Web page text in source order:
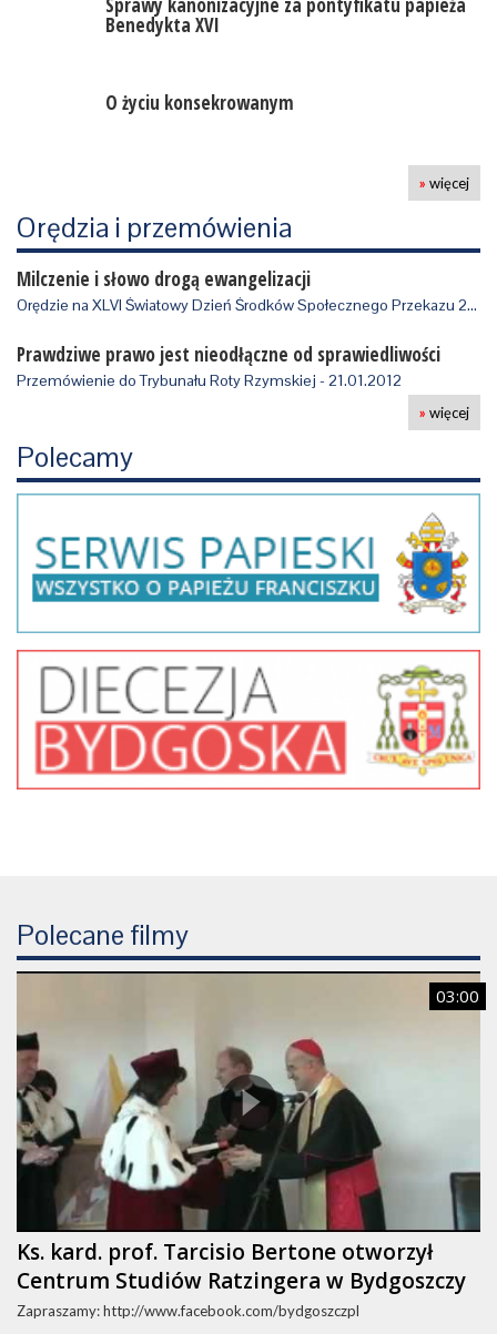
Sprawy kanonizacyjne za pontyfikatu papieża
Benedykta XVI
O życiu konsekrowanym
» więcej
Orędzia i przemówienia
Milczenie i słowo drogą ewangelizacji
Orędzie na XLVI Światowy Dzień Środków Społecznego Przekazu 2012 r, wydane 24.0…
Prawdziwe prawo jest nieodłączne od sprawiedliwości
Przemówienie do Trybunału Roty Rzymskiej - 21.01.2012
» więcej
Polecamy
Polecane filmy
03:00
Ks. kard. prof. Tarcisio Bertone otworzył
Centrum Studiów Ratzingera w Bydgoszczy
Zapraszamy: http://www.facebook.com/bydgoszczpl